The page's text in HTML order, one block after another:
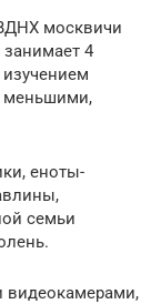
москвичи
4
меньшими,
еноты-
семьи
видеокамерами,